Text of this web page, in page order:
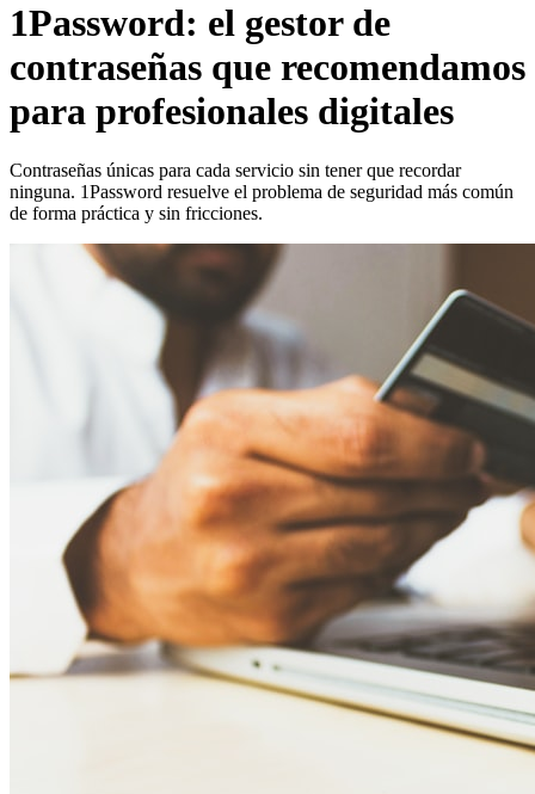
1Password: el gestor de
contraseñas que recomendamos
para profesionales digitales
Contraseñas únicas para cada servicio sin tener que recordar
ninguna. 1Password resuelve el problema de seguridad más común
de forma práctica y sin fricciones.